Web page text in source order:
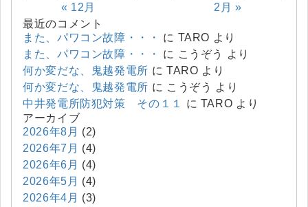
« 12月 2月 »
最近のコメント
また、パワコン故障・・・
に TARO より
また、パワコン故障・・・
に こうぞう
より
何か変だな、鬼越発電所 に TARO より
何か変だな、鬼越発電所 に こうぞう
より
中井発電所防犯対策 その１１
に TARO より
アーカイブ
2026年8月 (2)
2026年7月 (4)
2026年6月 (4)
2026年5月 (4)
2026年4月 (3)